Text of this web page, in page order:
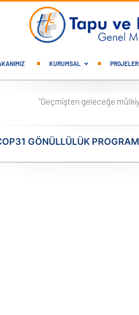
KURUMSAL PROJELER
"Geçmişten geleceğe
GÖNÜLLÜLÜK